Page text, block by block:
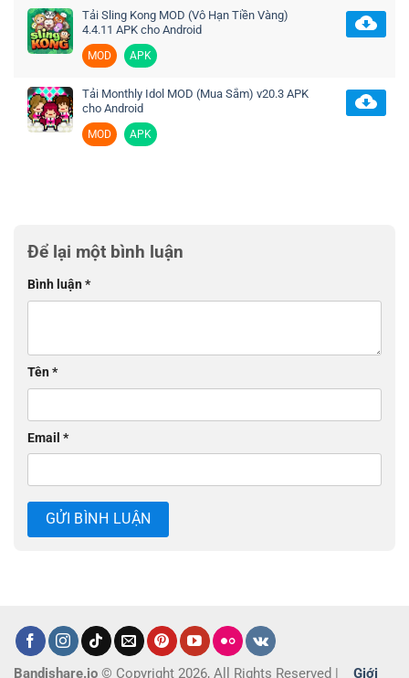
Tải Sling Kong MOD (Vô Hạn Tiền Vàng)
4.4.11 APK cho Android
MOD APK
Tải Monthly Idol MOD (Mua Sắm) v20.3 APK
cho Android
MOD APK
Để lại một bình luận
Bình luận*
Tên*
Email *
Bandishare.io © Copyright 2026, All Rights Reserved | Giới